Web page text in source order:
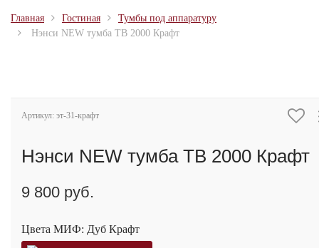
Главная Гостиная
Тумбы под аппаратуру
Нэнси NEW тумба ТВ 2000 Крафт
Артикул: эт-31-крафт
Нэнси NEW тумба ТВ 2000 Крафт
9 800 руб.
Цвета МИФ: Дуб Крафт